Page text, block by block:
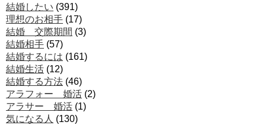
結婚したい (391)
理想のお相手 (17)
結婚 交際期間 (3)
結婚相手 (57)
結婚するには (161)
結婚生活 (12)
結婚する方法 (46)
アラフォー 婚活 (2)
アラサー 婚活 (1)
気になる人 (130)